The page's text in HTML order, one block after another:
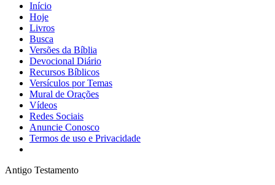
Início
Hoje
Livros
Busca
Versões da Bíblia
Devocional Diário
Recursos Bíblicos
Versículos por Temas
Mural de Orações
Vídeos
Redes Sociais
Anuncie Conosco
Termos de uso e Privacidade
Antigo Testamento